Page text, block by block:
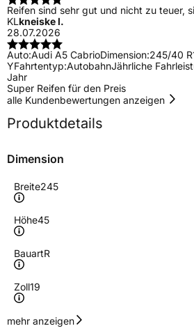
Reifen sind sehr gut und nicht zu teuer,
KLkneiske l.
28.07.2026
Auto:Audi A5 CabrioDimension:245/40
YFahrtentyp:AutobahnJährliche
Jahr
Super Reifen für den Preis
alle Kundenbewertungen anzeigen
Produktdetails
Dimension
Breite245
Höhe45
BauartR
Zoll19
Geschwindigkeitsindex
mehr anzeigen